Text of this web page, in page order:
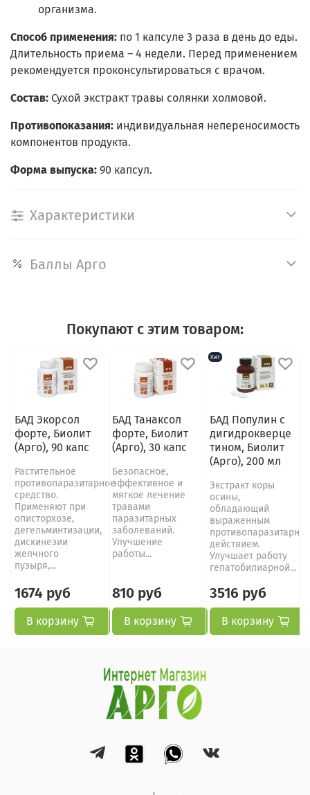
организма.
Способ применения: по 1 капсуле 3 раза в день до еды.
Длительность приема – 4 недели. Перед применением
рекомендуется проконсультироваться с врачом.
Состав: Сухой экстракт травы солянки холмовой.
Противопоказания: индивидуальная непереносимость
компонентов продукта.
Форма выпуска: 90 капсул.
Характеристики
Баллы Арго
Покупают с этим товаром:
БАД Экорсол
форте, Биолит
(Арго), 90 капс
Растительное
противопаразитарное
средство.
Применяют при
описторхозе,
дегельминтизации,
дискинезии
желчного
пузыря,...
1674 руб
В корзину
БАД Танаксол
форте, Биолит
(Арго), 30 капс
Безопасное,
эффективное и
мягкое лечение
травами
паразитарных
заболеваний.
Улучшение
работы...
810 руб
В корзину
Хит
БАД Популин с
дигидрокверце
тином, Биолит
(Арго), 200 мл
Экстракт коры
осины,
обладающий
выраженным
действием.
Улучшает работу
гепатобилиарной...
3516 руб
В корзину